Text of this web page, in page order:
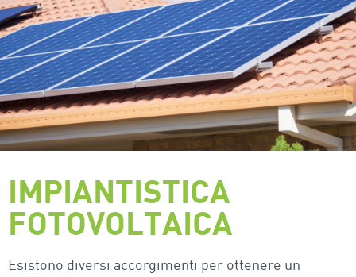
IMPIANTISTICA
FOTOVOLTAICA
Esistono diversi accorgimenti per ottenere un